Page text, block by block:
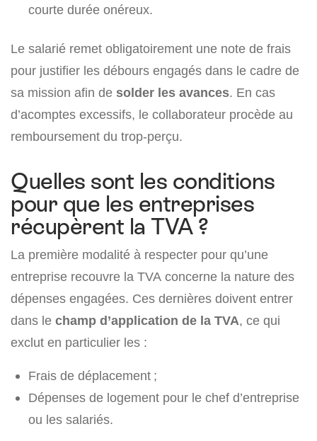
courte durée onéreux.
Le salarié remet obligatoirement une note de frais
pour justifier les débours engagés dans le cadre de
sa mission afin de solder les avances. En cas
d’acomptes excessifs, le collaborateur procède au
remboursement du trop-perçu.
Quelles sont les conditions
pour que les entreprises
récupèrent la TVA ?
La première modalité à respecter pour qu’une
entreprise recouvre la TVA concerne la nature des
dépenses engagées. Ces dernières doivent entrer
dans le champ d’application de la TVA, ce qui
exclut en particulier les :
Frais de déplacement ;
Dépenses de logement pour le chef d’entreprise
ou les salariés.